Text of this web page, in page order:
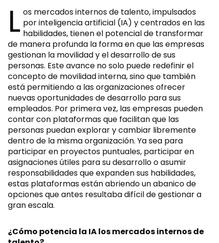
L os mercados internos de talento, impulsados
por inteligencia artificial (IA) y centrados en las
habilidades, tienen el potencial de transformar
de manera profunda la forma en que las empresas
gestionan la movilidad y el desarrollo de sus
personas. Este avance no solo puede redefinir el
concepto de movilidad interna, sino que también
está permitiendo a las organizaciones ofrecer
nuevas oportunidades de desarrollo para sus
empleados. Por primera vez, las empresas pueden
contar con plataformas que facilitan que las
personas puedan explorar y cambiar libremente
dentro de la misma organización. Ya sea para
participar en proyectos puntuales, participar en
asignaciones útiles para su desarrollo o asumir
responsabilidades que expanden sus habilidades,
estas plataformas están abriendo un abanico de
opciones que antes resultaba difícil de gestionar a
gran escala.
¿Cómo potencia la IA los mercados internos de